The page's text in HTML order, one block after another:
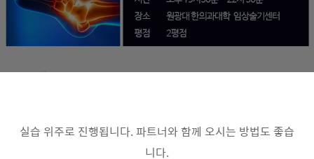
실습 위주로 진행됩니다. 파트너와 함께 오시는 방법도 좋습
니다.